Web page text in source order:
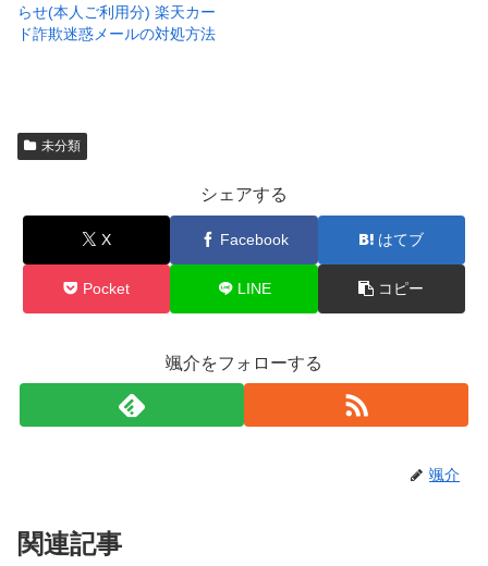
らせ(本人ご利用分) 楽天カー
ド詐欺迷惑メールの対処方法
未分類
シェアする
X Facebook はてブ
Pocket LINE コピー
颯介をフォローする
颯介
関連記事